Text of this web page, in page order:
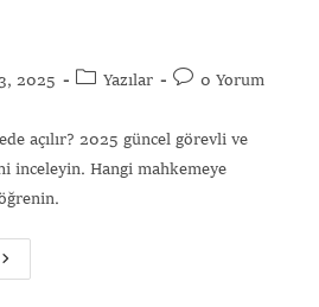
2025 Yazılar 0 Yorum
açılır? 2025 güncel görevli ve
inceleyin. Hangi mahkemeye